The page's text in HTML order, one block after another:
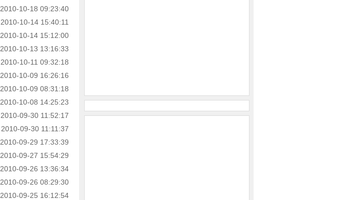
2010-10-18 09:23:40
2010-10-14 15:40:11
2010-10-14 15:12:00
2010-10-13 13:16:33
2010-10-11 09:32:18
2010-10-09 16:26:16
2010-10-09 08:31:18
2010-10-08 14:25:23
2010-09-30 11:52:17
2010-09-30 11:11:37
2010-09-29 17:33:39
2010-09-27 15:54:29
2010-09-26 13:36:34
2010-09-26 08:29:30
2010-09-25 16:12:54